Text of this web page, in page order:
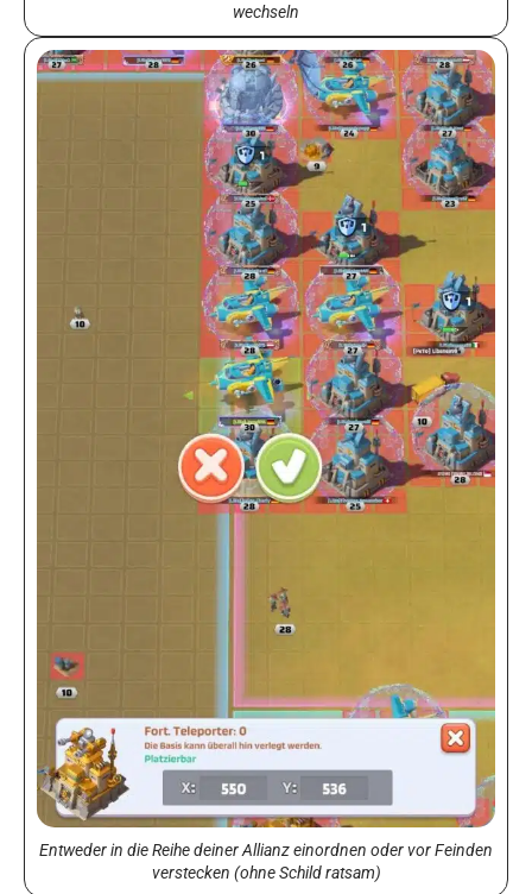
wechseln
Entweder in die Reihe deiner Allianz einordnen oder vor Feinden
verstecken (ohne Schild ratsam)